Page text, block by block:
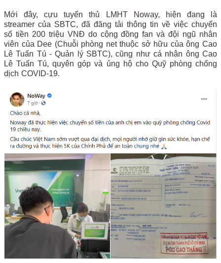
Mới đây, cựu tuyển thủ LMHT Noway, hiện đang là
streamer của SBTC, đã đăng tải thông tin về việc chuyển
số tiền 200 triệu VNĐ do cộng đồng fan và đội ngũ nhân
viên của Dee (Chuỗi phòng net thuộc sở hữu của ông Cao
Lê Tuấn Tú - Quản lý SBTC), cũng như cá nhân ông Cao
Lê Tuấn Tú, quyên góp và ủng hộ cho Quỹ phòng chống
dịch COVID-19.